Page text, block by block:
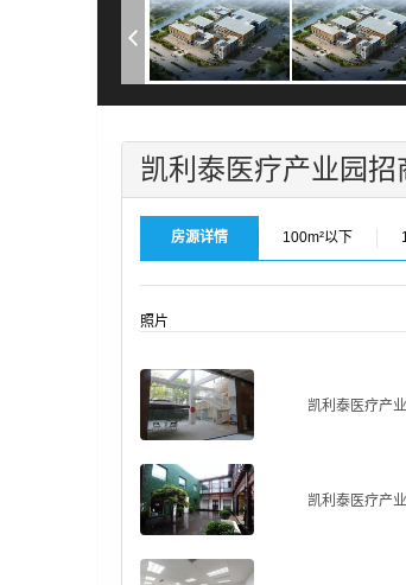
凯利泰医疗产业园招
房源详情 100m²以下
照片
凯利泰医疗产
凯利泰医疗产